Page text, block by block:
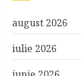
august 2026
iulie 2026